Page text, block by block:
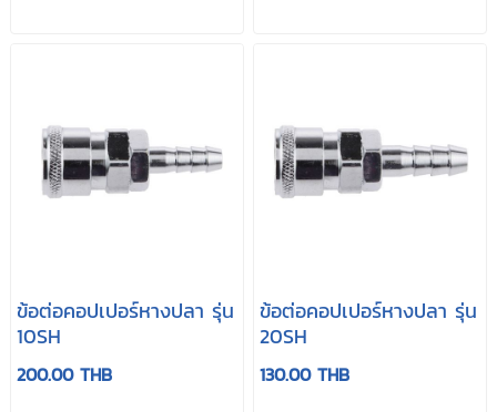
ข้อต่อคอปเปอร์หางปลา รุ่น
10SH
200.00 THB
ข้อต่อคอปเปอร์หางปลา รุ่น
20SH
130.00 THB